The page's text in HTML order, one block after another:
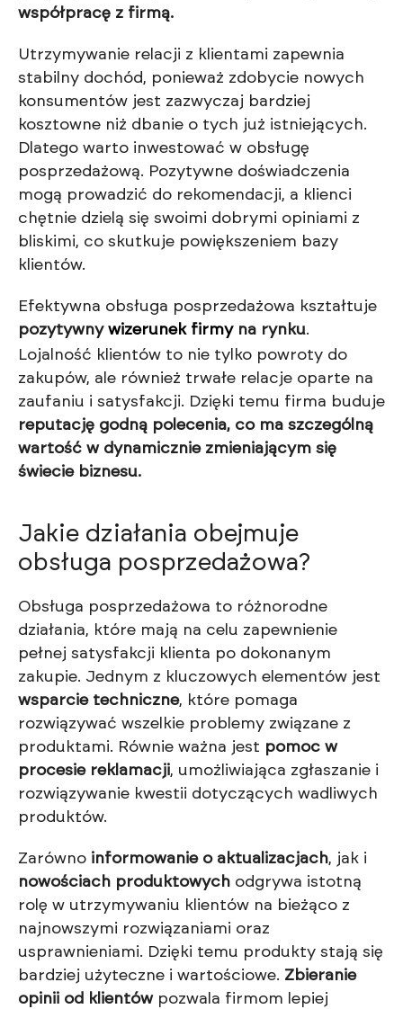
współpracę z firmą.
Utrzymywanie relacji z klientami zapewnia
stabilny dochód, ponieważ zdobycie nowych
konsumentów jest zazwyczaj bardziej
kosztowne niż dbanie o tych już istniejących.
Dlatego warto inwestować w obsługę
posprzedażową. Pozytywne doświadczenia
mogą prowadzić do rekomendacji, a klienci
chętnie dzielą się swoimi dobrymi opiniami z
bliskimi, co skutkuje powiększeniem bazy
klientów.
Efektywna obsługa posprzedażowa kształtuje
pozytywny wizerunek firmyna rynku.
Lojalność klientów to nie tylko powroty do
zakupów, ale również trwałe relacje oparte na
zaufaniu i satysfakcji. Dzięki temu firma buduje
reputację godną polecenia, co ma szczególną
wartość w dynamicznie zmieniającym się
świecie biznesu.
Jakie działania obejmuje
obsługa posprzedażowa?
Obsługa posprzedażowa to różnorodne
działania, które mają na celu zapewnienie
pełnej satysfakcji klienta po dokonanym
zakupie. Jednym z kluczowych elementów jest
wsparcie techniczne, które pomaga
rozwiązywać wszelkie problemy związane z
produktami. Równie ważna jest pomoc w
procesie reklamacji, umożliwiająca zgłaszanie i
rozwiązywanie kwestii dotyczących wadliwych
produktów.
Zarówno informowanie o aktualizacjach, jak i
nowościach produktowych odgrywa istotną
rolę w utrzymywaniu klientów na bieżąco z
najnowszymi rozwiązaniami oraz
usprawnieniami. Dzięki temu produkty stają się
bardziej użyteczne i wartościowe. Zbieranie
opinii od klientówpozwala firmom lepiej